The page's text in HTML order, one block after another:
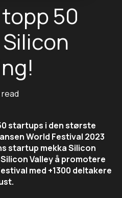
50
startups i den største
World Festival 2023
startup mekka Silicon
Valley å promotere
med +1300 deltakere